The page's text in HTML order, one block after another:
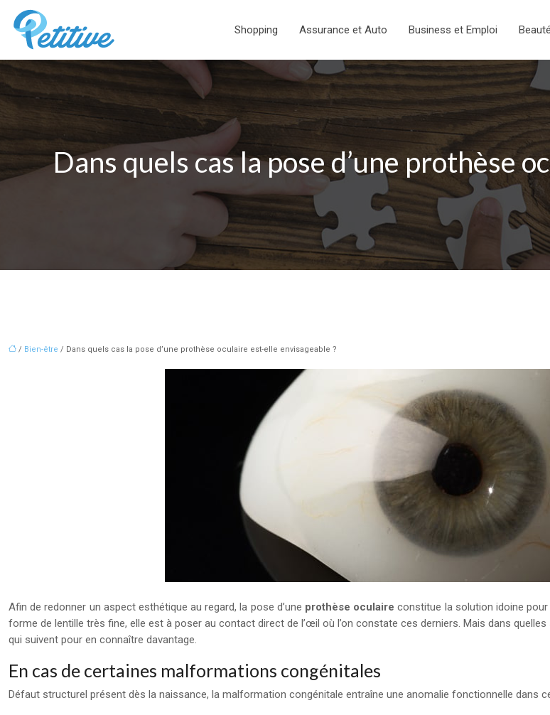
Shopping Assurance et Auto Business et Emploi Beauté
Dans quels cas la pose d’une prothèse
/ Bien-être / Dans quels cas la pose d’une prothèse oculaire est-elle envisageable ?
Afin de redonner un aspect esthétique au regard, la pose d’une prothèse oculaire constitue la solution idoine
forme de lentille très fine, elle est à poser au contact direct de l’œil où l’on constate ces derniers. Mais dans
qui suivent pour en connaître davantage.
En cas de certaines malformations congénitales
Défaut structurel présent dès la naissance, la malformation congénitale entraîne une anomalie fonctionnelle dans